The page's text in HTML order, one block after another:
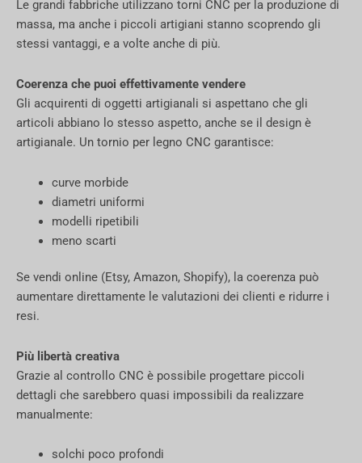
Le grandi fabbriche utilizzano torni CNC per la produzione di
massa, ma anche i piccoli artigiani stanno scoprendo gli
stessi vantaggi, e a volte anche di più.
Coerenza che puoi effettivamente vendere
Gli acquirenti di oggetti artigianali si aspettano che gli
articoli abbiano lo stesso aspetto, anche se il design è
artigianale. Un tornio per legno CNC garantisce:
curve morbide
diametri uniformi
modelli ripetibili
meno scarti
Se vendi online (Etsy, Amazon, Shopify), la coerenza può
aumentare direttamente le valutazioni dei clienti e ridurre i
resi.
Più libertà creativa
Grazie al controllo CNC è possibile progettare piccoli
dettagli che sarebbero quasi impossibili da realizzare
manualmente:
solchi poco profondi